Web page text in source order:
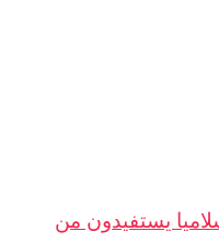
29 معتقلا إسلاميا يستفيدون من